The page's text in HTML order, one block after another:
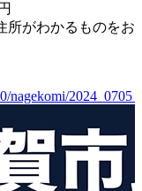
所がわかるものをお
nagekomi/